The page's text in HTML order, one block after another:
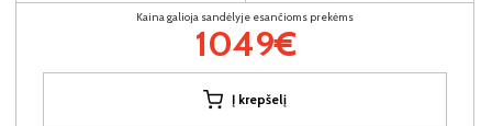
Kaina galioja sandėlyje esančioms prekėms
1049€
Į krepšelį